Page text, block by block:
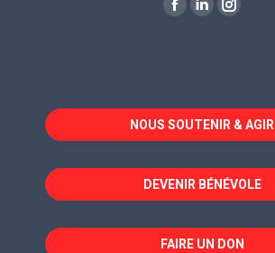
La
dans
une
fenêtre
La
dans
une
fenêtre
La
dans
une
fenêtre
NOUS SOUTENIR & AGIR
DEVENIR BÉNÉVOLE
FAIRE UN DON